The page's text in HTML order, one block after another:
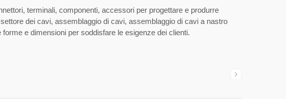
terminali, componenti, accessori per progettare e produrre
dei cavi, assemblaggio di cavi, assemblaggio di cavi a nastro
e dimensioni per soddisfare le esigenze dei clienti.